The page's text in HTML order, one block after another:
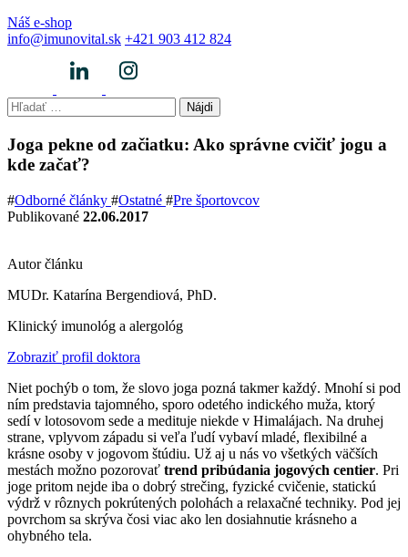
Náš e-shop
info@imunovital.sk +421 903 412 824
Hľadať:
Joga pekne od začiatku: Ako správne cvičiť jogu a
kde začať?
#Odborné články #Ostatné #Pre športovcov
Publikované 22.06.2017
Autor článku
MUDr. Katarína Bergendiová, PhD.
Klinický imunológ a alergológ
Zobraziť profil doktora
Niet pochýb o tom, že slovo joga pozná takmer každý. Mnohí si pod
ním predstavia tajomného, sporo odetého indického muža, ktorý
sedí v lotosovom sede a medituje niekde v Himalájach. Na druhej
strane, vplyvom západu si veľa ľudí vybaví mladé, flexibilné a
krásne osoby v jogovom štúdiu. Už aj u nás vo všetkých väčších
mestách možno pozorovať trend pribúdania jogových centier. Pri
joge pritom nejde iba o dobrý strečing, fyzické cvičenie, statickú
výdrž v rôznych pokrútených polohách a relaxačné techniky. Pod jej
povrchom sa skrýva čosi viac ako len dosiahnutie krásneho a
ohybného tela.